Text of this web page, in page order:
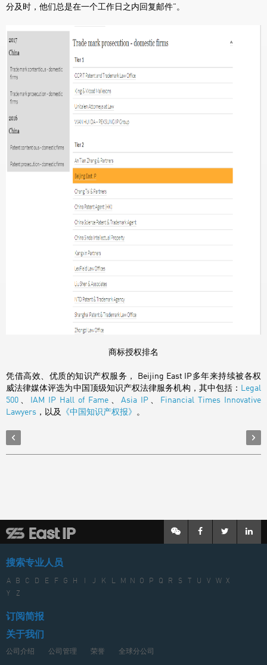
分及时，他们总是在一个工作日之内回复邮件”。
商标授权排名
凭借高效、优质的知识产权服务， Beijing East IP多年来持续被各权
威法律媒体评选为中国顶级知识产权法律服务机构，其中包括：
Legal
500
IAM IP Hall of Fame Asia IP、
Financial Times Innovative
Lawyers ，以及 《中国知识产权报》 。
搜索专业人员
A B C D E F G H J K L M N O P Q R S U V W
X
Y
Z
订阅简报
关于我们
公司介绍 公司管理 荣誉 全球分公司